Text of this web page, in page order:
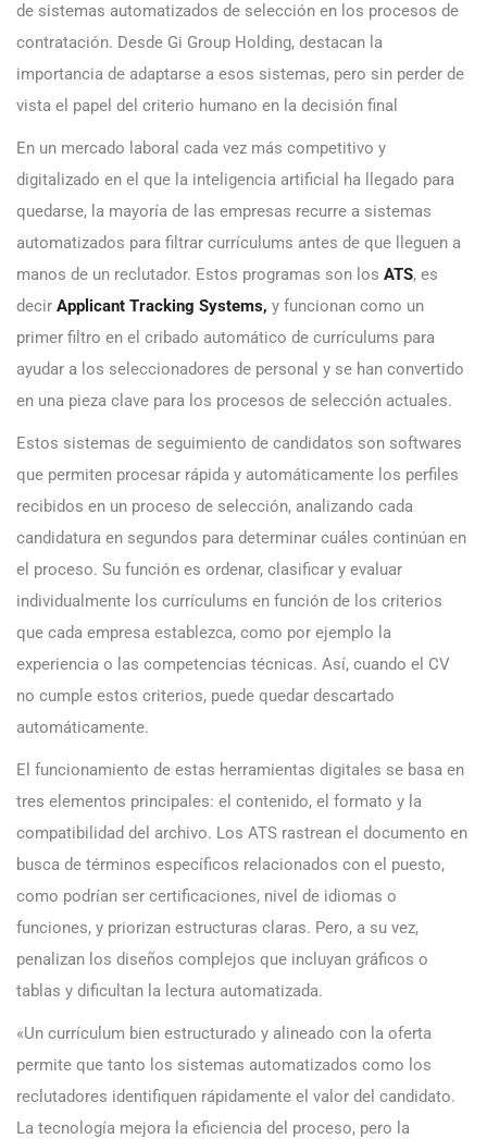
de sistemas automatizados de selección en los procesos de
contratación. Desde Gi Group Holding, destacan la
importancia de adaptarse a esos sistemas, pero sin perder de
vista el papel del criterio humano en la decisión final
En un mercado laboral cada vez más competitivo y
digitalizado en el que la inteligencia artificial ha llegado para
quedarse, la mayoría de las empresas recurre a sistemas
automatizados para filtrar currículums antes de que lleguen a
manos de un reclutador. Estos programas son los ATS, es
decir Applicant Tracking Systems, y funcionan como un
primer filtro en el cribado automático de currículums para
ayudar a los seleccionadores de personal y se han convertido
en una pieza clave para los procesos de selección actuales.
Estos sistemas de seguimiento de candidatos son softwares
que permiten procesar rápida y automáticamente los perfiles
recibidos en un proceso de selección, analizando cada
candidatura en segundos para determinar cuáles continúan en
el proceso. Su función es ordenar, clasificar y evaluar
individualmente los currículums en función de los criterios
que cada empresa establezca, como por ejemplo la
experiencia o las competencias técnicas. Así, cuando el CV
no cumple estos criterios, puede quedar descartado
automáticamente.
El funcionamiento de estas herramientas digitales se basa en
tres elementos principales: el contenido, el formato y la
compatibilidad del archivo. Los ATS rastrean el documento en
busca de términos específicos relacionados con el puesto,
como podrían ser certificaciones, nivel de idiomas o
funciones, y priorizan estructuras claras. Pero, a su vez,
penalizan los diseños complejos que incluyan gráficos o
tablas y dificultan la lectura automatizada.
«Un currículum bien estructurado y alineado con la oferta
permite que tanto los sistemas automatizados como los
reclutadores identifiquen rápidamente el valor del candidato.
La tecnología mejora la eficiencia del proceso, pero la